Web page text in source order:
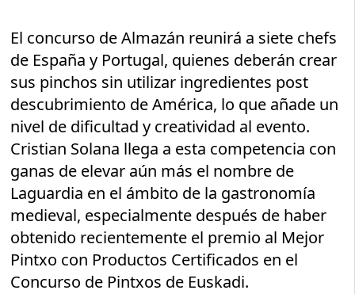
El concurso de Almazán reunirá a siete chefs
de España y Portugal, quienes deberán crear
sus pinchos sin utilizar ingredientes post
descubrimiento de América, lo que añade un
nivel de dificultad y creatividad al evento.
Cristian Solana llega a esta competencia con
ganas de elevar aún más el nombre de
Laguardia en el ámbito de la gastronomía
medieval, especialmente después de haber
obtenido recientemente el premio al Mejor
Pintxo con Productos Certificados en el
Concurso de Pintxos de Euskadi.